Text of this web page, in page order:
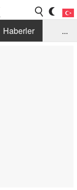
Haberler
...